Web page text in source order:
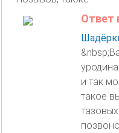
Ответ
и так
такое